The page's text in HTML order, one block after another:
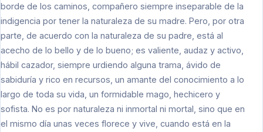
borde de los caminos, compañero siempre inseparable de la
indigencia por tener la naturaleza de su madre. Pero, por otra
parte, de acuerdo con la naturaleza de su padre, está al
acecho de lo bello y de lo bueno; es valiente, audaz y activo,
hábil cazador, siempre urdiendo alguna trama, ávido de
sabiduría y rico en recursos, un amante del conocimiento a lo
largo de toda su vida, un formidable mago, hechicero y
sofista. No es por naturaleza ni inmortal ni mortal, sino que en
el mismo día unas veces florece y vive, cuando está en la